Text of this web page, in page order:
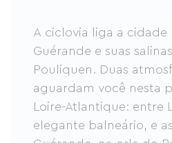
A ciclovia liga a cidade
Guérande e suas
Pouliquen. Duas
aguardam você nesta
Loire-Atlantique: entre
elegante balneário, e